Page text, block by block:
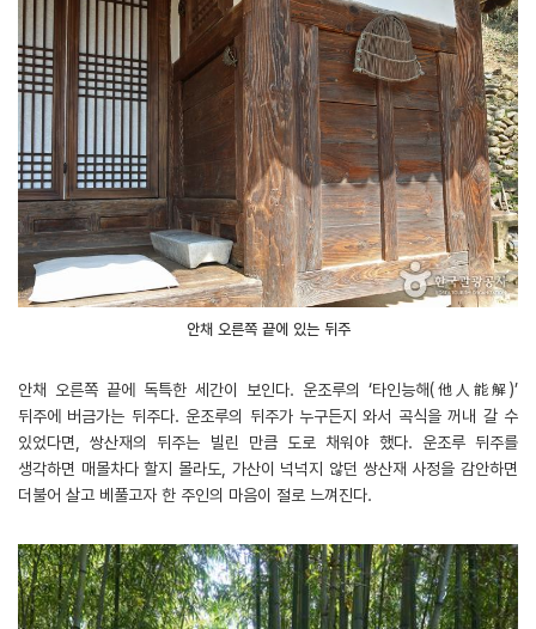
안채 오른쪽 끝에 있는 뒤주
안채 오른쪽 끝에 독특한 세간이 보인다. 운조루의 ‘타인능해(他人能解)’
뒤주에 버금가는 뒤주다. 운조루의 뒤주가 누구든지 와서 곡식을 꺼내 갈 수
있었다면, 쌍산재의 뒤주는 빌린 만큼 도로 채워야 했다. 운조루 뒤주를
생각하면 매몰차다 할지 몰라도, 가산이 넉넉지 않던 쌍산재 사정을 감안하면
더불어 살고 베풀고자 한 주인의 마음이 절로 느껴진다.